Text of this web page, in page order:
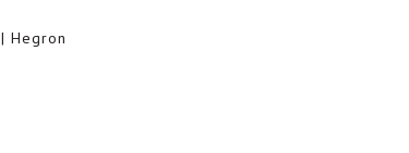
| Hegron